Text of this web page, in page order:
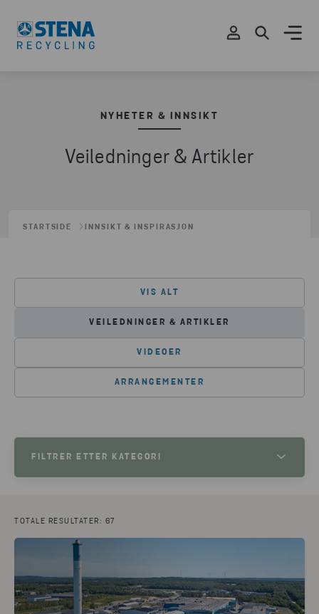
NYHETER & INNSIKT
Veiledninger & Artikler
STARTSIDE INNSIKT & INSPIRASJON
VIS ALT
VEILEDNINGER & ARTIKLER
VIDEOER
ARRANGEMENTER
FILTRER ETTER KATEGORI
ELEKTRISK OG ELEKTRONISK AVFALL
JERN OG METALL(9) BATTERIER(7)
CIRCULAR CONSULTING
CIRCULAR VOICE 2023(4) PILOT PROJECT(3)
CIRCULAR VOICE 2022(3) BILBRANSJE(3)
TOTALE RESULTATER: 67